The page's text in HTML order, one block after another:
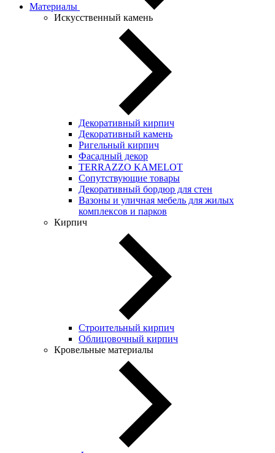
Материалы
Искусственный камень
Декоративный кирпич
Декоративный камень
Ригельный кирпич
Фасадный декор
TERRAZZO KAMELOT
Сопутствующие товары
Декоративный бордюр для стен
Вазоны и уличная мебель для жилых
комплексов и парков
Кирпич
Строительный кирпич
Облицовочный кирпич
Кровельные материалы